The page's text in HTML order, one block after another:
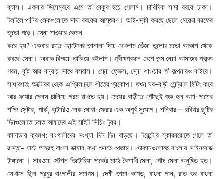
ব্যাস। একবার ডিসেম্বরে এসে ত’ বেকুব হয়ে গেলাম। চারিদিক সাদা বরফে ঢাকা।
টলটলে পানির লেকগুলোতে সাদা বরফের আস্তরণ। আই-স্কী করছে ছেলে মেয়েরা বরফের
জুতো পড়ে। স্নো শাওয়ার কেমন
করে হয়? একবার রাতে হোটেলের জানালা দিয়ে দেখলাম ভেঁজা তুলোর মতো আকাশ থেকে
ঝরছে স্লো। অবাক বিস্ময়ে তাকিয়ে রইলাম। গ্রীষ্মপ্রধান দেশে জন্ম নেয়া আমাদের প্রচন্ড
গরম, বৃষ্টি আর বন্যায় সাথে বসবাস। স্নো ফ্লেক্স, স্নো শাওয়ার ত’ কল্পনারও বাইরে।
সাধারণত: অক্টোবর থেকে এপ্রিল চলে শীতের প্রকোপ। তখন ঘর-বাড়ী সেন্ট্রাল হিটিং করে
আর ফায়ার প্লেস চালিয়ে গরম রাখতে হয়। মেয়ের বাড়ীতে পৌঁছেই শুরু হল আশ-পাশের
শপিং সেন্টার, পার্ক, অন্টারিও লেক ঘোরা-ফেরার এক অপূর্ব সুযোগ। শনিবার – রবিবার ছুটির
দিনগুলোতে চলত আমাদের এই সাইট সিয়িং ট্যুর।
কানাডায় ক্রমশ: বাংগালীদের সংখ্যা দিন দিন বাড়ছে। টরেন্টোর স্কারবরোতে গেলে ত’
রাস্তা- ঘাটে অহরহ বাংলা ভাষায় কথা শুনতে পেতাম। দোকানগুলোতে বাংলায় সাইনবোর্ড
টাঙ্গানো । সাবওয়ে স্টেশন ভিক্টোরিয়া পার্কের মাঠে বৈশাখী মেলা, পৌষ মেলা অনুষ্ঠিত হত।
সেখানে ছিল প্রচুর বাংগালীর সমাগম। দেশী জামা-কাপড়, বাংলা গান, রাত ভর বাংলা